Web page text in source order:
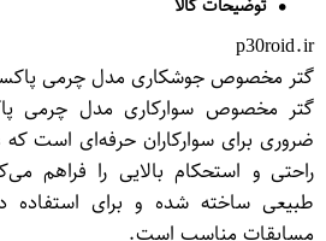
p30roid.ir
گتر مخصوص جوشکاری مدل چرمی
گتر مخصوص سوارکاری مدل چرمی
ضروری برای سوارکاران حرفه‌ای است که
راحتی و استحکام بالایی را فراهم
طبیعی ساخته شده و برای استفاده
مسابقات مناسب است.